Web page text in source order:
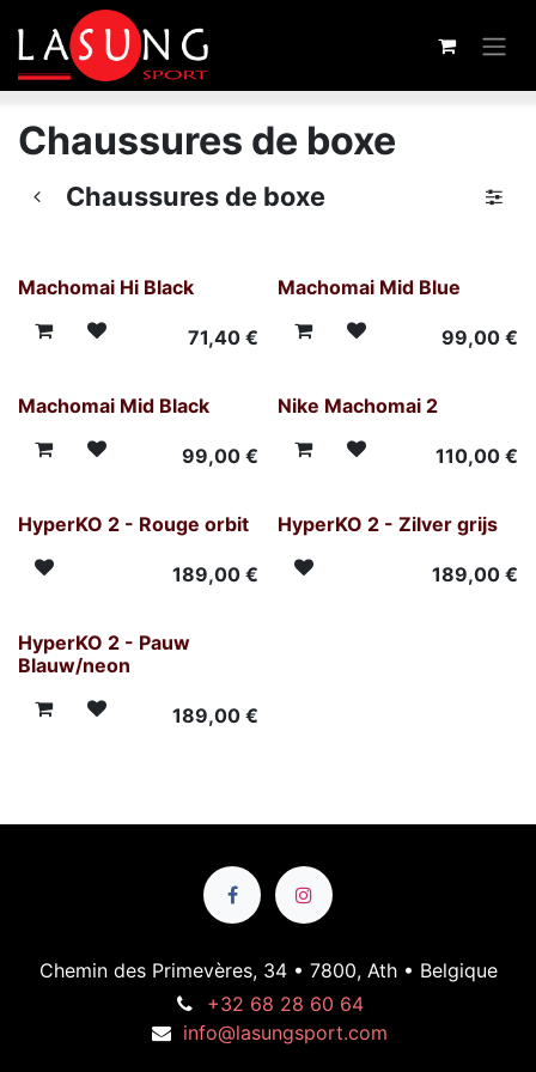
Overslaan naar inhoud
Chaussures de boxe
Chaussures de boxe
Machomai Hi Black
71,40€
Machomai Mid Blue
99,00€
Machomai Mid Black
99,00€
Nike Machomai 2
110,00€
HyperKO 2 - Rouge orbit
189,00€
HyperKO 2 - Zilver grijs
189,00€
HyperKO 2 - Pauw
Blauw/neon
189,00€
Chemin des Primevères, 34 • 7800, Ath • Belgique
+32 68 28 60 64
info@lasungsport.com